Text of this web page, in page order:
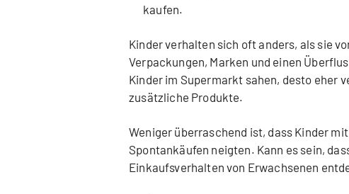
kaufen.
Kinder verhalten sich oft anders, als sie
Verpackungen, Marken und einen
Kinder im Supermarkt sahen, desto eher
zusätzliche Produkte.
Weniger überraschend ist, dass Kinder
Spontankäufen neigten. Kann es sein,
Einkaufsverhalten von Erwachsenen